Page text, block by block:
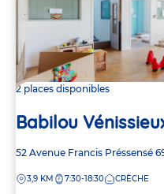
2 places disponibles
Babilou
Adresse
la
52 Avenue Francis Préssensé
DISTANCE
3,9 KM 7:30-18:30 CRÈCHE